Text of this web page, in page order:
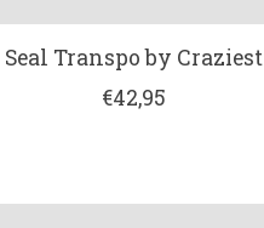
Seal Transpo by Craziest
€42,95